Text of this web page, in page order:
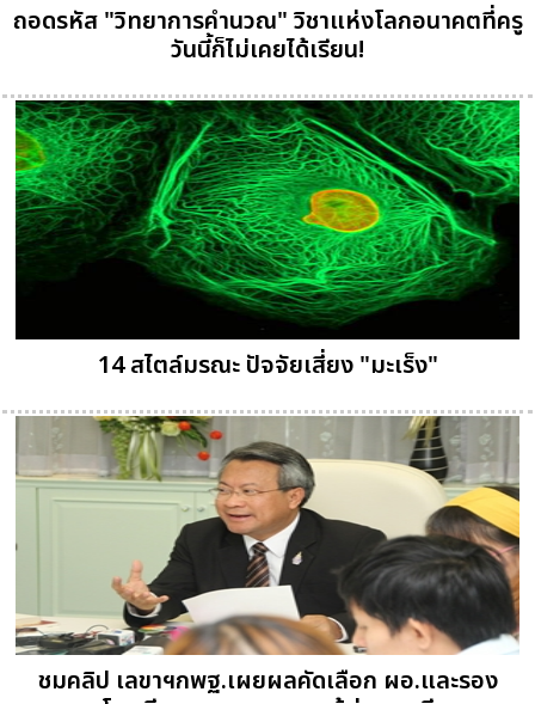
ถอดรหัส "วิทยาการคำนวณ" วิชาแห่งโลกอนาคตที่ครู
วันนี้ก็ไม่เคยได้เรียน!
14 สไตล์มรณะ ปัจจัยเสี่ยง "มะเร็ง‏"
ชมคลิป เลขาฯกพฐ.เผยผลคัดเลือก ผอ.และรอง